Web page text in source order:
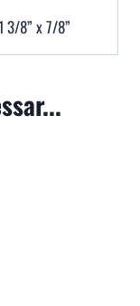
3/8” x 7/8”